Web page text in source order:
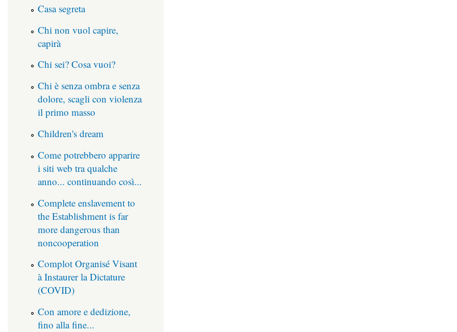
Casa segreta
Chi non vuol capire,
capirà
Chi sei? Cosa vuoi?
Chi è senza ombra e senza
dolore, scagli con violenza
il primo masso
Children's dream
Come potrebbero apparire
i siti web tra qualche
anno... continuando così...
Complete enslavement to
the Establishment is far
more dangerous than
noncooperation
Complot Organisé Visant
à Instaurer la Dictature
(COVID)
Con amore e dedizione,
fino alla fine...